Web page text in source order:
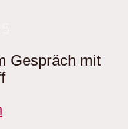
Gespräch mit